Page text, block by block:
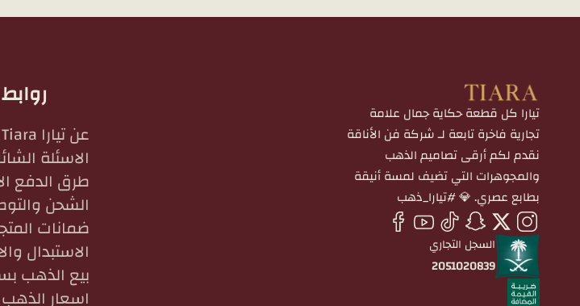
تيارا كل قطعة حكاية جمال علامة
تجارية فاخرة تابعة لـ شركة فن الأناقة
نقدم لكم أرقى تصاميم الذهب
والمجوهرات التي تضيف لمسة أنيقة
بطابع عصري. 💎 #تيارا_ذهب
السجل التجاري
2051020839
عن تيارا Tiara
الاسئلة
طرق الدفع
الشحن
ضمانات
الاستبدال
بيع الذهب
اسعار